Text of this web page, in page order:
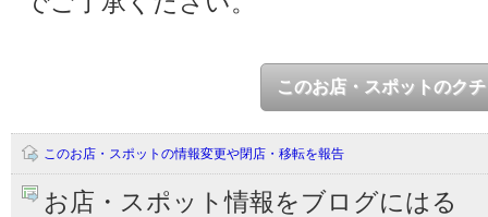
このお店・スポットのク
このお店・スポットの情報変更や閉店・移転を報告
お店・スポット情報をブログにはる